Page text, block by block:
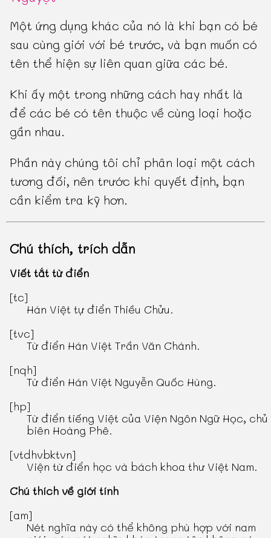
Một ứng dụng khác của nó là khi bạn có bé
sau cùng giới với bé trước, và bạn muốn có
tên thể hiện sự liên quan giữa các bé.
Khi ấy một trong những cách hay nhất là
để các bé có tên thuộc về cùng loại hoặc
gần nhau.
Phần này chúng tôi chỉ phân loại một cách
tương đối, nên trước khi quyết định, bạn
cần kiểm tra kỹ hơn.
Chú thích, trích dẫn
Viết tắt từ điển
[tc]
Hán Việt tự điển Thiều Chửu.
[tvc]
Từ điển Hán Việt Trần Văn Chánh.
[nqh]
Từ điển Hán Việt Nguyễn Quốc Hùng.
[hp]
Từ điển tiếng Việt của Viện Ngôn Ngữ Học, chủ
biên Hoàng Phê.
[vtdhvbktvn]
Viện từ điển học và bách khoa thư Việt Nam.
Chú thích về giới tính
[am]
Nét nghĩa này có thể không phù hợp với nam